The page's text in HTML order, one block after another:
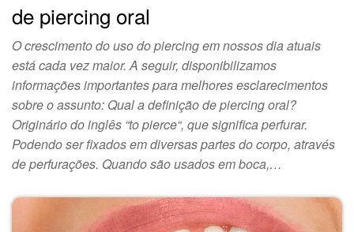
de piercing oral
O crescimento do uso do piercing em nossos dia atuais
está cada vez maior. A seguir, disponibilizamos
informações importantes para melhores esclarecimentos
sobre o assunto: Qual a definição de piercing oral?
Originário do inglês “to pierce“, que significa perfurar.
Podendo ser fixados em diversas partes do corpo, através
de perfurações. Quando são usados em boca,…